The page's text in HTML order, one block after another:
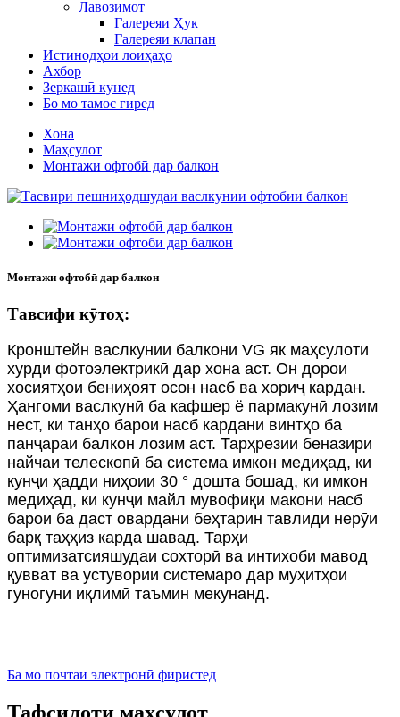
Лавозимот
Галереяи Ҳук
Галереяи клапан
Истинодҳои лоиҳаҳо
Ахбор
Зеркашӣ кунед
Бо мо тамос гиред
Хона
Маҳсулот
Монтажи офтобӣ дар балкон
Монтажи офтобӣ дар балкон
Тавсифи кӯтоҳ:
Кронштейн васлкунии балкони VG як маҳсулоти
хурди фотоэлектрикӣ дар хона аст. Он дорои
хосиятҳои бениҳоят осон насб ва хориҷ кардан.
Ҳангоми васлкунӣ ба кафшер ё пармакунӣ лозим
нест, ки танҳо барои насб кардани винтҳо ба
панҷараи балкон лозим аст. Тарҳрезии беназири
найчаи телескопӣ ба система имкон медиҳад, ки
кунҷи ҳадди ниҳоии 30 ° дошта бошад, ки имкон
медиҳад, ки кунҷи майл мувофиқи макони насб
барои ба даст овардани беҳтарин тавлиди нерӯи
барқ ​​​​таҳҳиз карда шавад. Тарҳи
оптимизатсияшудаи сохторӣ ва интихоби мавод
қувват ва устувории системаро дар муҳитҳои
гуногуни иқлимӣ таъмин мекунанд.
Ба мо почтаи электронӣ фиристед